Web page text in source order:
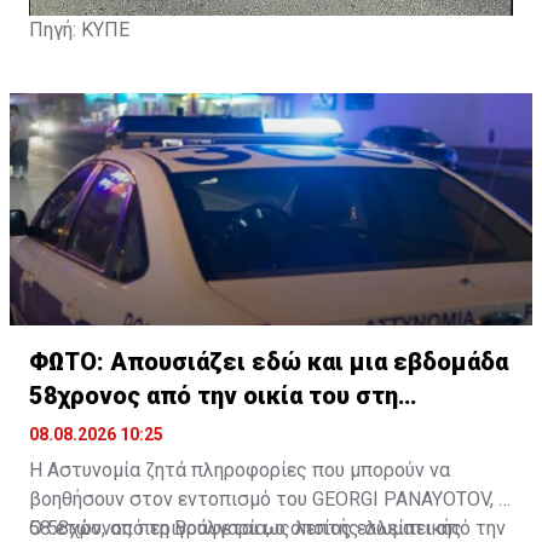
Πηγή: ΚΥΠΕ
ΦΩΤΟ: Απουσιάζει εδώ και μια εβδομάδα
58χρονος από την οικία του στη
Λευκωσία
08.08.2026 10:25
Η Αστυνομία ζητά πληροφορίες που μπορούν να
βοηθήσουν στον εντοπισμό του GEORGI PANAYOTOV,
58 ετών, από τη Βουλγαρία, ο οποίος ελλείπει από την
Ο 58χρονος περιγράφεται ως λεπτής σωματικής